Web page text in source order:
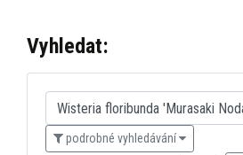
Vyhledat:
podrobné vyhledávání